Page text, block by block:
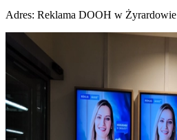
Adres: Reklama DOOH w Żyrardowie